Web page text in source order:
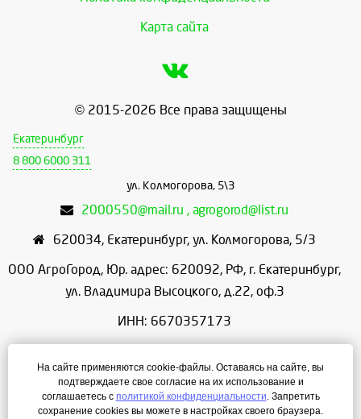
Карта сайта
© 2015-2026 Все права защищены
Екатеринбург
8 800 6000 311
ул. Колмогорова, 5\3
2000550@mail.ru , agrogorod@list.ru
620034, Екатеринбург, ул. Колмогорова, 5/3
ООО АгроГород, Юр. адрес: 620092, РФ, г. Екатеринбург,
ул. Владимира Высоцкого, д.22, оф.3
ИНН: 6670357173
ОГРН: 1156658086166
Режим работы: с 9:00 до 18:00
На сайте применяются cookie-файлы. Оставаясь на сайте, вы
подтверждаете свое согласие на их использование и
соглашаетесь с политикой конфиденциальности. Запретить
сохранение cookies вы можете в настройках своего браузера.